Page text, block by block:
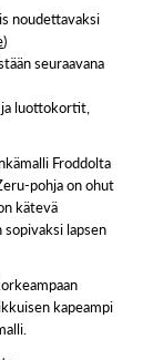
noudettavaksi
)
seuraavana
luottokortit,
Froddolta
pohja on ohut
kätevä
lapsen
kapeampi